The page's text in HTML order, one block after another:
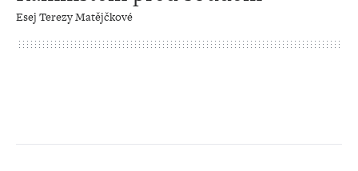
Esej Terezy Matějčkové